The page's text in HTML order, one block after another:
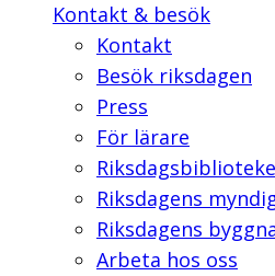
Kontakt & besök
Kontakt
Besök riksdagen
Press
För lärare
Riksdagens
Riksdagens
Arbeta hos oss